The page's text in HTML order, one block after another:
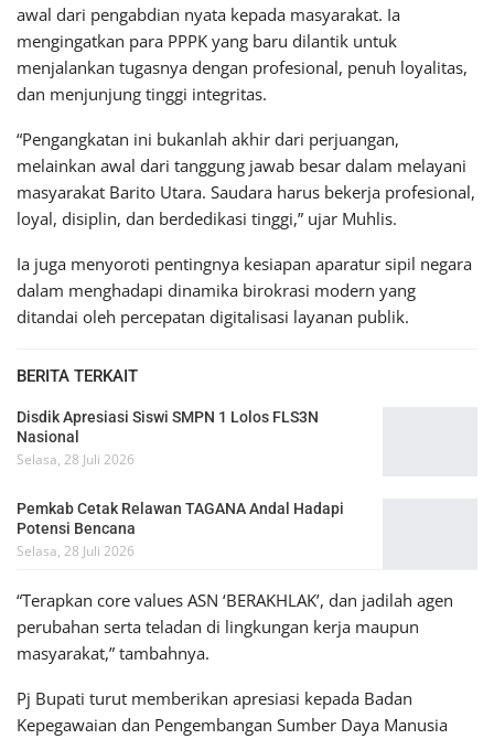
awal dari pengabdian nyata kepada masyarakat. Ia
mengingatkan para PPPK yang baru dilantik untuk
menjalankan tugasnya dengan profesional, penuh loyalitas,
dan menjunjung tinggi integritas.
“Pengangkatan ini bukanlah akhir dari perjuangan,
melainkan awal dari tanggung jawab besar dalam melayani
masyarakat Barito Utara. Saudara harus bekerja profesional,
loyal, disiplin, dan berdedikasi tinggi,” ujar Muhlis.
Ia juga menyoroti pentingnya kesiapan aparatur sipil negara
dalam menghadapi dinamika birokrasi modern yang
ditandai oleh percepatan digitalisasi layanan publik.
BERITA TERKAIT
Disdik Apresiasi Siswi SMPN 1 Lolos FLS3N
Nasional
Selasa, 28 Juli 2026
Pemkab Cetak Relawan TAGANA Andal Hadapi
Potensi Bencana
Selasa, 28 Juli 2026
“Terapkan core values ASN ‘BERAKHLAK’, dan jadilah agen
perubahan serta teladan di lingkungan kerja maupun
masyarakat,” tambahnya.
Pj Bupati turut memberikan apresiasi kepada Badan
Kepegawaian dan Pengembangan Sumber Daya Manusia